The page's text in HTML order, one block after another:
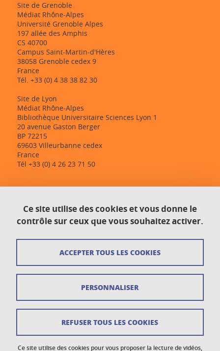
Site de Grenoble
Médiat Rhône-Alpes
Université Grenoble Alpes
197 allée des Amphis
CS 40700
Campus Saint-Martin-d'Hères
38058 Grenoble cedex 9
France
Tél. +33 (0) 4 38 38 82 30
Site de Lyon
Médiat Rhône-Alpes
Bibliothèque Universitaire Sciences Lyon 1
20 avenue Gaston Berger
BP 72215
69603 Villeurbanne cedex
France
Tél +33 (0) 4 26 23 71 50
Plan du site
Crédits
Mentions légales
Données personnelles
Accessibilité : non conforme
Ce site utilise des cookies et vous donne le
contrôle sur ceux que vous souhaitez activer.
Ce site utilise des cookies pour vous proposer la lecture de vidéos,
ACCEPTER TOUS LES COOKIES
REFUSER TOUS LES COOKIES
PERSONNALISER